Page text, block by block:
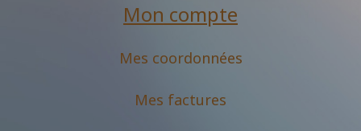
Mon compte
Mes coordonnées
Mes factures